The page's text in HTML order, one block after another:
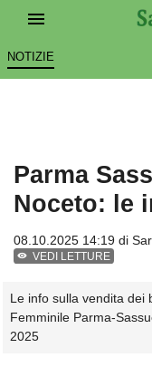
NOTIZIE
Parma
Noceto: le
08.10.2025 14:19 di
VEDI LETTURE
Le info sulla vendita dei
Femminile Parma-
2025